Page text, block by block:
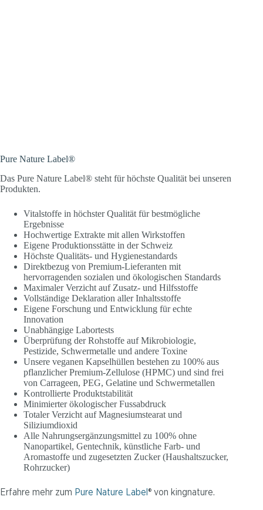
Pure Nature Label®
Das Pure Nature Label® steht für höchste Qualität bei unseren
Produkten.
Vitalstoffe in höchster Qualität für bestmögliche
Ergebnisse
Hochwertige Extrakte mit allen Wirkstoffen
Eigene Produktionsstätte in der Schweiz
Höchste Qualitäts- und Hygienestandards
Direktbezug von Premium-Lieferanten mit
hervorragenden sozialen und ökologischen Standards
Maximaler Verzicht auf Zusatz- und Hilfsstoffe
Vollständige Deklaration aller Inhaltsstoffe
Eigene Forschung und Entwicklung für echte
Innovation
Unabhängige Labortests
Überprüfung der Rohstoffe auf Mikrobiologie,
Pestizide, Schwermetalle und andere Toxine
Unsere veganen Kapselhüllen bestehen zu 100% aus
pflanzlicher Premium-Zellulose (HPMC) und sind frei
von Carrageen, PEG, Gelatine und Schwermetallen
Kontrollierte Produktstabilität
Minimierter ökologischer Fussabdruck
Totaler Verzicht auf Magnesiumstearat und
Siliziumdioxid
Alle Nahrungsergänzungsmittel zu 100% ohne
Nanopartikel, Gentechnik, künstliche Farb- und
Aromastoffe und zugesetzten Zucker (Haushaltszucker,
Rohrzucker)
Erfahre mehr zum Pure Nature Label ® von kingnature.